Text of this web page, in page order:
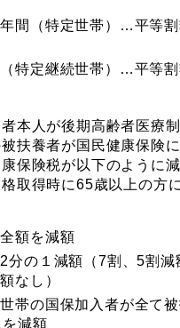
間（特定世帯）…平等
（特定継続世帯）…平等
本人が後期高齢者医療
扶養者が国民健康保険
保険税が以下のように
取得時に65歳以上の方
額を減額
分の１減額（7割、5割減
なし）
帯の国保加入者が全て
減額